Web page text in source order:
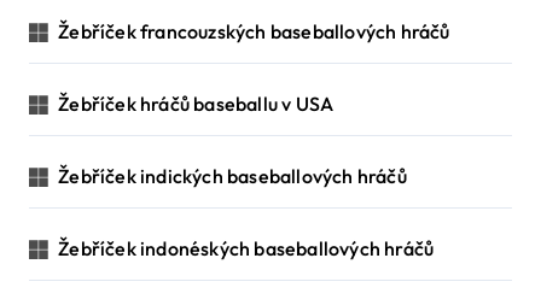
Žebříček francouzských baseballových hráčů
Žebříček hráčů baseballu v USA
Žebříček indických baseballových hráčů
Žebříček indonéských baseballových hráčů